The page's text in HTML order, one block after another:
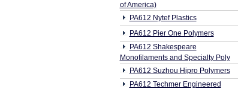
of America)
PA612 Nytef Plastics
PA612 Pier One Polymers
PA612 Shakespeare
Monofilaments and Specialty Poly
PA612 Suzhou Hipro Polymers
PA612 Techmer Engineered